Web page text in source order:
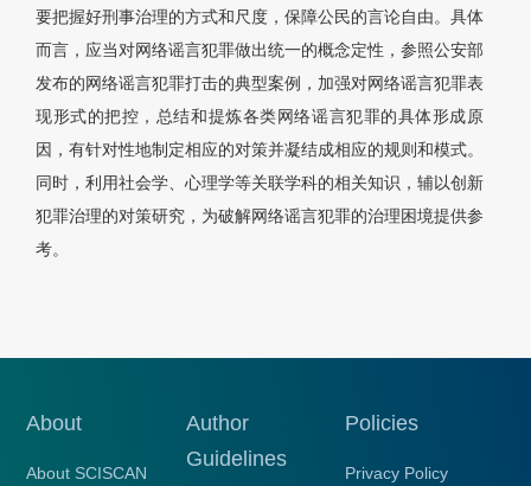
要把握好刑事治理的方式和尺度，保障公民的言论自由。具体
而言，应当对网络谣言犯罪做出统一的概念定性，参照公安部
发布的网络谣言犯罪打击的典型案例，加强对网络谣言犯罪表
现形式的把控，总结和提炼各类网络谣言犯罪的具体形成原
因，有针对性地制定相应的对策并凝结成相应的规则和模式。
同时，利用社会学、心理学等关联学科的相关知识，辅以创新
犯罪治理的对策研究，为破解网络谣言犯罪的治理困境提供参
考。
About
About SCISCAN
Author
Guidelines
Policies
Privacy Policy